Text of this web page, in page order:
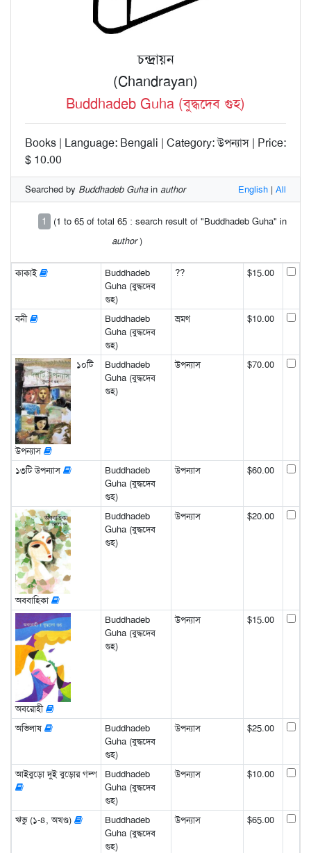
চন্দ্রায়ন
(Chandrayan)
Buddhadeb Guha (বুদ্ধদেব গুহ)
Books | Language: Bengali | Category: উপন্যাস | Price:
$ 10.00
Searched by Buddhadeb Guhain author English | All
1
(1 to 65 of total 65 : search result of "Buddhadeb Guha" in
author)
কাকাই
Buddhadeb
Guha (বুদ্ধদেব
গুহ)
?? $15.00
বনী
Buddhadeb
Guha (বুদ্ধদেব
গুহ)
ভ্রমণ $10.00
১০টি
উপন্যাস
Buddhadeb
Guha (বুদ্ধদেব
গুহ)
উপন্যাস $70.00
১৩টি উপন্যাস
Buddhadeb
Guha (বুদ্ধদেব
গুহ)
উপন্যাস $60.00
অববাহিকা
Buddhadeb
Guha (বুদ্ধদেব
গুহ)
উপন্যাস $20.00
অবরোহী
Buddhadeb
Guha (বুদ্ধদেব
গুহ)
উপন্যাস $15.00
অভিলাষ
Buddhadeb
Guha (বুদ্ধদেব
গুহ)
উপন্যাস $25.00
আইবুড়ো দুই বুড়োর গল্প
Buddhadeb
Guha (বুদ্ধদেব
গুহ)
উপন্যাস $10.00
ঋভু (১-৪, অখণ্ড)
Buddhadeb
Guha (বুদ্ধদেব
গুহ)
উপন্যাস $65.00